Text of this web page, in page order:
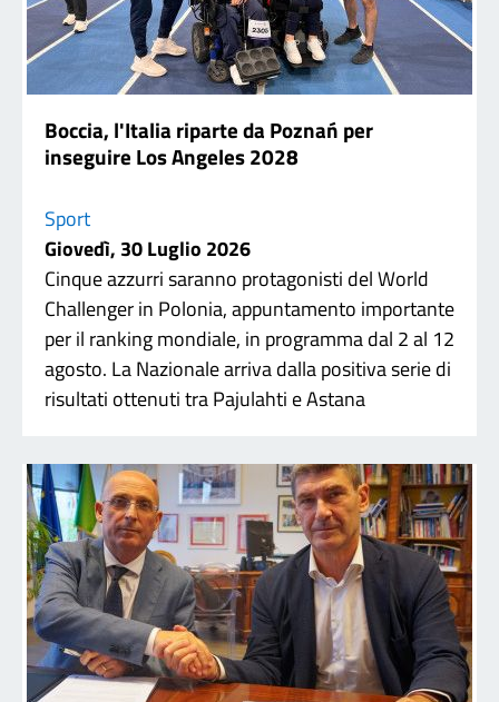
Boccia, l'Italia riparte da Poznań per
inseguire Los Angeles 2028
Sport
Giovedì, 30 Luglio 2026
Cinque azzurri saranno protagonisti del World
Challenger in Polonia, appuntamento importante
per il ranking mondiale, in programma dal 2 al 12
agosto. La Nazionale arriva dalla positiva serie di
risultati ottenuti tra Pajulahti e Astana